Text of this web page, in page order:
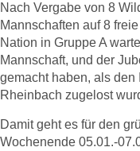
Nach Vergabe von 8
Mannschaften auf 8
Nation in Gruppe A
Mannschaft, und der
gemacht haben, als
Rheinbach zugelost
Damit geht es für den
Wochenende 05.01.-